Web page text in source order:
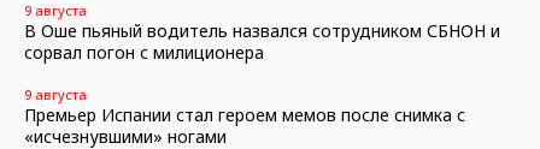
9 августа
В Оше пьяный водитель назвался сотрудником СБНОН и
сорвал погон с милиционера
9 августа
Премьер Испании стал героем мемов после снимка с
«исчезнувшими» ногами